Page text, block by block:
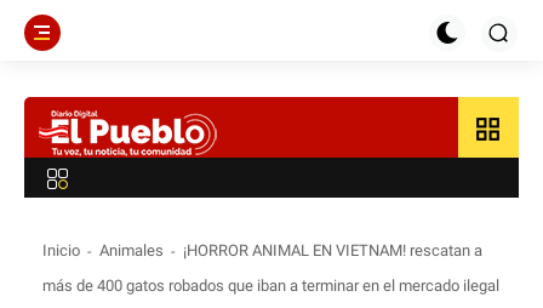
grid_view
Inicio Animales
¡HORROR ANIMAL EN VIETNAM! rescatan a
más de 400 gatos robados que iban a terminar en el mercado ilegal